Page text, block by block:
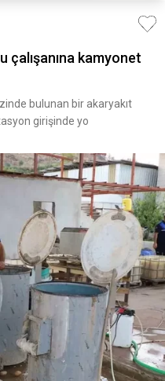
çalışanına kamyonet
bulunan bir akaryakıt
girişinde yo